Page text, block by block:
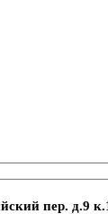
пер. д.9